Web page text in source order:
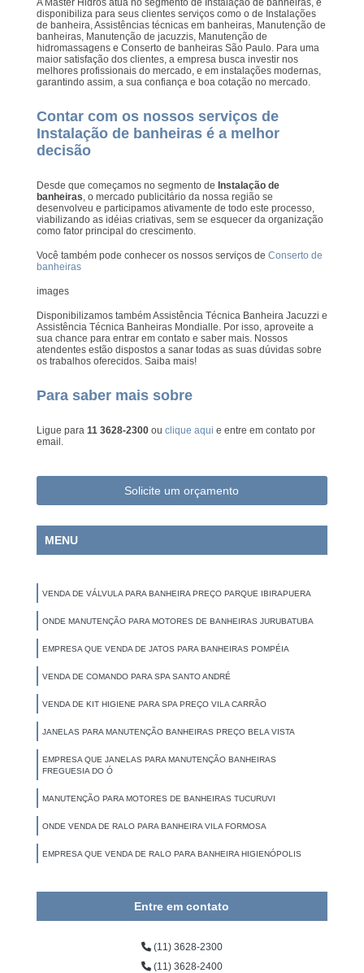
disponibiliza para seus clientes serviços como o de Instalações
de banheira, Assistências técnicas em banheiras, Manutenção de
banheiras, Manutenção de jacuzzis, Manutenção de
hidromassagens e Conserto de banheiras São Paulo. Para uma
maior satisfação dos clientes, a empresa busca investir nos
melhores profissionais do mercado, e em instalações modernas,
garantindo assim, a sua confiança e boa cotação no mercado.
Contar com os nossos serviços de
Instalação de banheiras é a melhor
decisão
Desde que começamos no segmento de Instalação de
banheiras , o mercado publicitário da nossa região se
desenvolveu e participamos ativamente de todo este processo,
viabilizando as idéias criativas, sem se esquecer da organização
como fator principal do crescimento.
Você também pode conhecer os nossos serviços de Conserto de
banheiras
images
Disponibilizamos também Assistência Técnica Banheira Jacuzzi e
Assistência Técnica Banheiras Mondialle. Por isso, aproveite a
sua chance para entrar em contato e saber mais. Nossos
atendentes estão dispostos a sanar todas as suas dúvidas sobre
os trabalhos oferecidos. Saiba mais!
Para saber mais sobre
Ligue para 11 3628-2300ou clique aqui e entre em contato por
email.
Solicite um orçamento
MENU
VENDA DE VÁLVULA PARA BANHEIRA PREÇO PARQUE IBIRAPUERA
ONDE MANUTENÇÃO PARA MOTORES DE BANHEIRAS JURUBATUBA
EMPRESA QUE VENDA DE JATOS PARA BANHEIRAS POMPÉIA
VENDA DE COMANDO PARA SPA SANTO ANDRÉ
VENDA DE KIT HIGIENE PARA SPA PREÇO VILA CARRÃO
JANELAS PARA MANUTENÇÃO BANHEIRAS PREÇO BELA VISTA
EMPRESA QUE JANELAS PARA MANUTENÇÃO BANHEIRAS
FREGUESIA DO Ó
MANUTENÇÃO PARA MOTORES DE BANHEIRAS TUCURUVI
ONDE VENDA DE RALO PARA BANHEIRA VILA FORMOSA
EMPRESA QUE VENDA DE RALO PARA BANHEIRA HIGIENÓPOLIS
Entre em contato
(11) 3628-2300
(11) 3628-2400